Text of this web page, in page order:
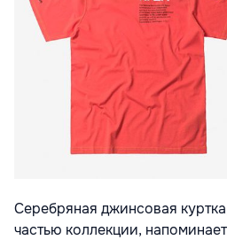
Серебряная джинсовая
частью коллекции,